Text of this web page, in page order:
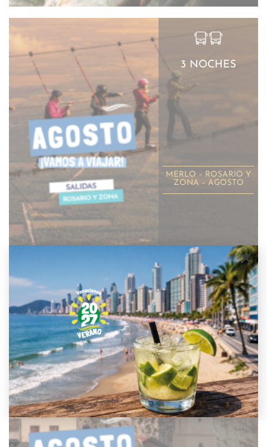
×
3 NOCHES
MERLO – ROSARIO Y
ZONA – AGOSTO
SALIDAS.
14 de AGOSTO
6 NOCHES - TAFI
DEL VALLE +
SALTA + TILCARA